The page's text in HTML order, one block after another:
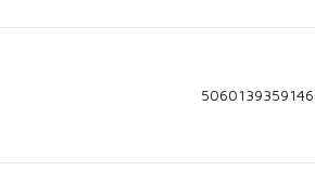
5060139359146